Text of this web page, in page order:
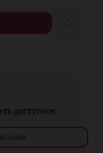
♡
доступное